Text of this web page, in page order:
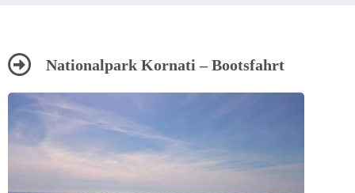
Nationalpark Kornati – Bootsfahrt